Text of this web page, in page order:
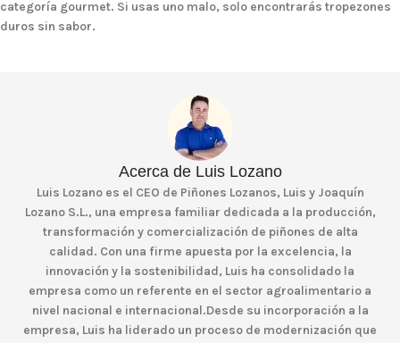
categoría gourmet. Si usas uno malo, solo encontrarás tropezones
duros sin sabor.
Acerca de Luis Lozano
Luis Lozano es el CEO de Piñones Lozanos, Luis y Joaquín
Lozano S.L., una empresa familiar dedicada a la producción,
transformación y comercialización de piñones de alta
calidad. Con una firme apuesta por la excelencia, la
innovación y la sostenibilidad, Luis ha consolidado la
empresa como un referente en el sector agroalimentario a
nivel nacional e internacional.Desde su incorporación a la
empresa, Luis ha liderado un proceso de modernización que